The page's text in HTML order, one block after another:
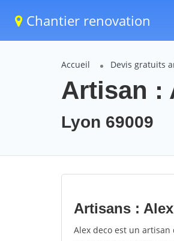
Chantier renovation
Accueil Devis gratuits
Artisan :
Lyon 69009
Artisans :
Alex deco est un artisan